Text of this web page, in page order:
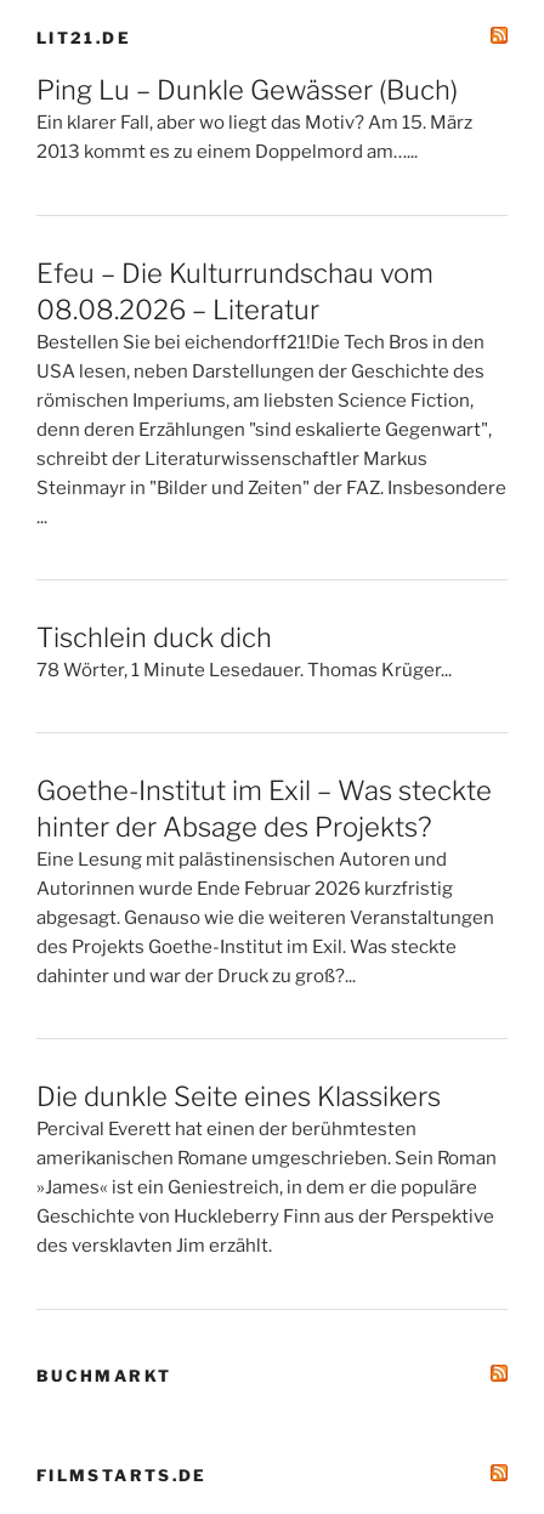
LIT21.DE
Ping Lu – Dunkle Gewässer (Buch)
Ein klarer Fall, aber wo liegt das Motiv? Am 15. März
2013 kommt es zu einem Doppelmord am…...
Efeu – Die Kulturrundschau vom
08.08.2026 – Literatur
Bestellen Sie bei eichendorff21!Die Tech Bros in den
USA lesen, neben Darstellungen der Geschichte des
römischen Imperiums, am liebsten Science Fiction,
denn deren Erzählungen "sind eskalierte Gegenwart",
schreibt der Literaturwissenschaftler Markus
Steinmayr in "Bilder und Zeiten" der FAZ. Insbesondere
...
Tischlein duck dich
78 Wörter, 1 Minute Lesedauer. Thomas Krüger...
Goethe-Institut im Exil – Was steckte
hinter der Absage des Projekts?
Eine Lesung mit palästinensischen Autoren und
Autorinnen wurde Ende Februar 2026 kurzfristig
abgesagt. Genauso wie die weiteren Veranstaltungen
des Projekts Goethe-Institut im Exil. Was steckte
dahinter und war der Druck zu groß?...
Die dunkle Seite eines Klassikers
Percival Everett hat einen der berühmtesten
amerikanischen Romane umgeschrieben. Sein Roman
»James« ist ein Geniestreich, in dem er die populäre
Geschichte von Huckleberry Finn aus der Perspektive
des versklavten Jim erzählt.
BUCHMARKT
FILMSTARTS.DE